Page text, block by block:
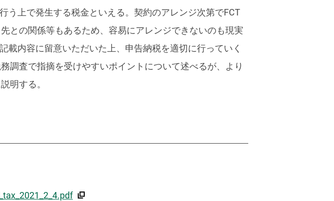
う上で発生する税金といえる。契約のアレンジ次第でFCT
との関係等もあるため、容易にアレンジできないのも現実
載内容に留意いただいた上、申告納税を適切に行っていく
調査で指摘を受けやすいポイントについて述べるが、より
明する。